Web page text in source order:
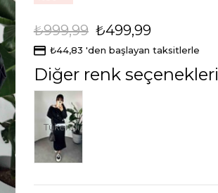
₺999,99 ₺499,99
₺44,83 'den başlayan taksitlerle
Diğer renk seçenekleri
Tükendi